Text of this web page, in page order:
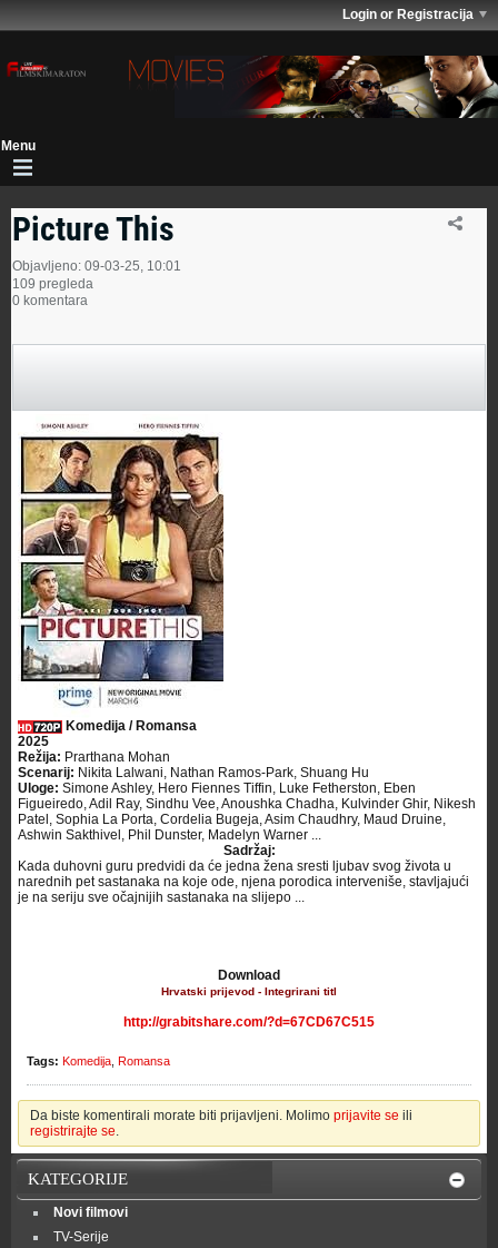
Login or Registracija
Picture This
Objavljeno: 09-03-25, 10:01
109 pregleda
0 komentara
Komedija / Romansa
2025
Režija: Prarthana Mohan
Scenarij: Nikita Lalwani, Nathan Ramos-Park, Shuang Hu
Uloge: Simone Ashley, Hero Fiennes Tiffin, Luke Fetherston, Eben
Figueiredo, Adil Ray, Sindhu Vee, Anoushka Chadha, Kulvinder Ghir, Nikesh
Patel, Sophia La Porta, Cordelia Bugeja, Asim Chaudhry, Maud Druine,
Ashwin Sakthivel, Phil Dunster, Madelyn Warner ...
Sadržaj:
Kada duhovni guru predvidi da će jedna žena sresti ljubav svog života u
narednih pet sastanaka na koje ode, njena porodica interveniše, stavljajući
je na seriju sve očajnijih sastanaka na slijepo ...
Download
Hrvatski prijevod - Integrirani titl
http://grabitshare.com/?d=67CD67C515
Tags: Komedija Romansa
Da biste komentirali morate biti prijavljeni. Molimo prijavite se ili
registrirajte se.
KATEGORIJE
Novi filmovi
TV-Serije